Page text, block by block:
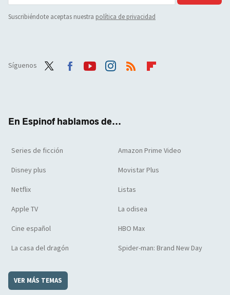
Suscribiéndote aceptas nuestra política de privacidad
Síguenos
En Espinof hablamos de...
Series de ficción Amazon Prime Video
Disney plus Movistar Plus
Netflix Listas
Apple TV La odisea
Cine español HBO Max
La casa del dragón Spider-man: Brand New Day
VER MÁS TEMAS